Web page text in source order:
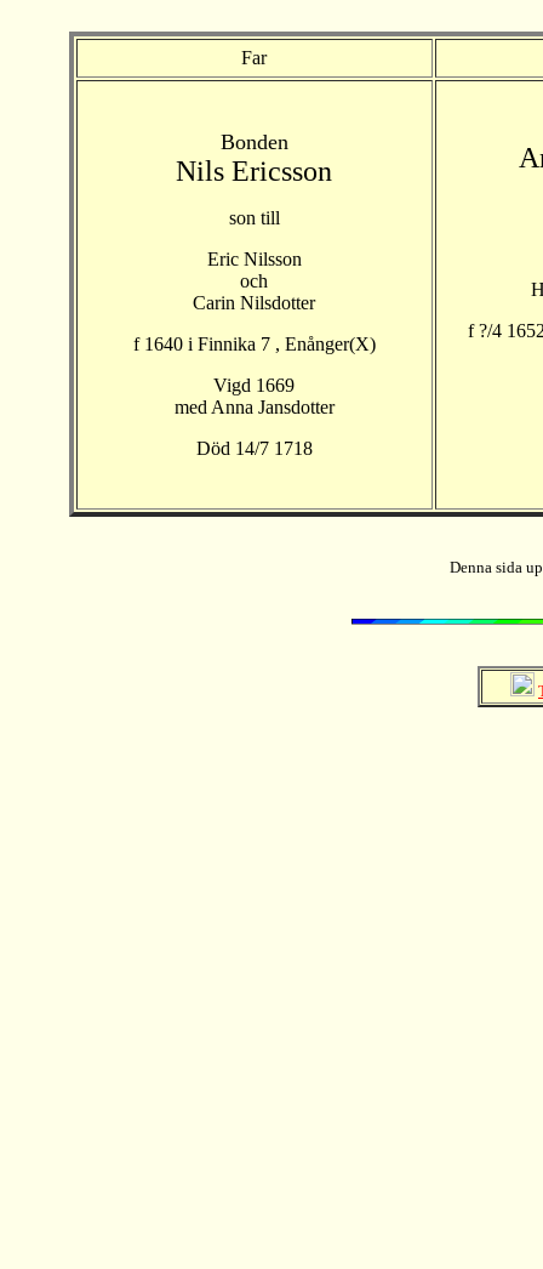
Far
Bonden
Nils Ericsson
son till
Eric Nilsson
och
Carin Nilsdotter
f 1640 i Finnika 7 , Enånger(X)
Vigd 1669
med Anna Jansdotter
Död 14/7 1718
f ?/4
Denna sida